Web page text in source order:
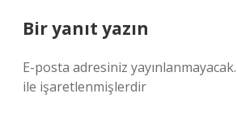
Bir yanıt yazın
E-posta adresiniz yayınlanmayacak.
ile işaretlenmişlerdir